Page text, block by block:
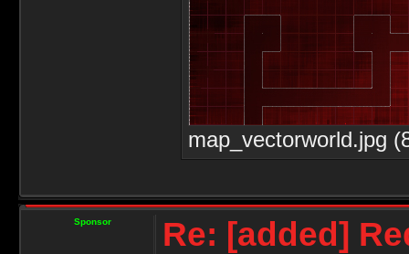
map_vectorworld.jpg
Sponsor Re: [added]